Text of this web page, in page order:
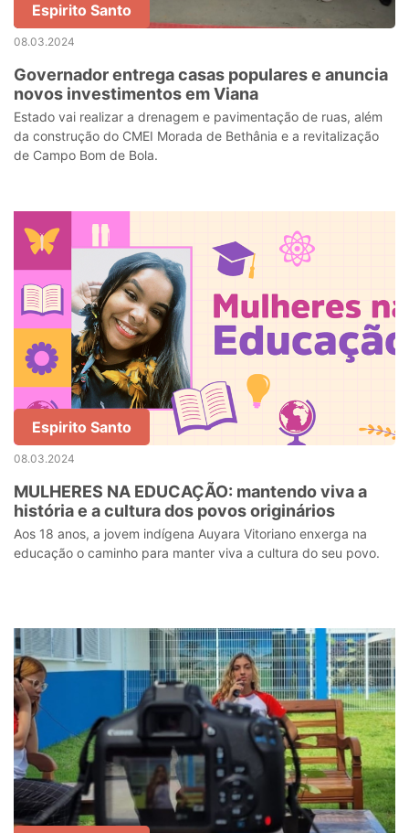
Espirito Santo
08.03.2024
Governador entrega casas populares e anuncia
novos investimentos em Viana
Estado vai realizar a drenagem e pavimentação de ruas, além
da construção do CMEI Morada de Bethânia e a revitalização
de Campo Bom de Bola.
Espirito Santo
08.03.2024
MULHERES NA EDUCAÇÃO: mantendo viva a
história e a cultura dos povos originários
Aos 18 anos, a jovem indígena Auyara Vitoriano enxerga na
educação o caminho para manter viva a cultura do seu povo.